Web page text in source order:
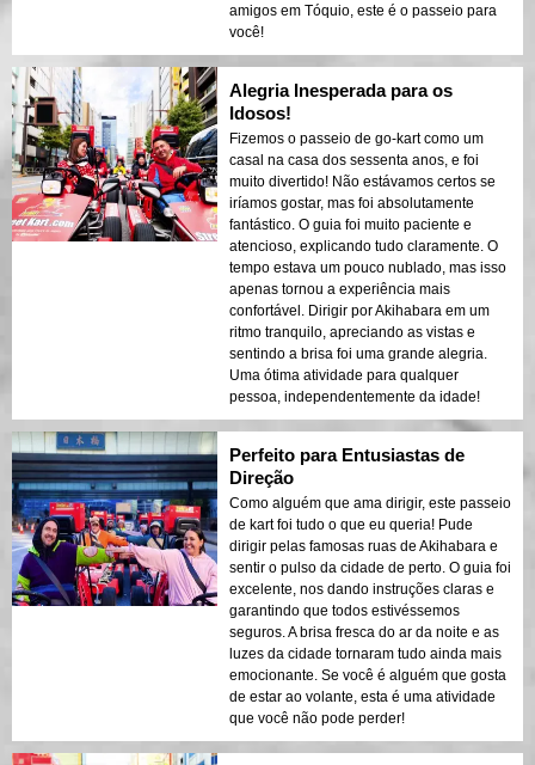
amigos em Tóquio, este é o passeio para
você!
Alegria Inesperada para os
Idosos!
Fizemos o passeio de go-kart como um
casal na casa dos sessenta anos, e foi
muito divertido! Não estávamos certos se
iríamos gostar, mas foi absolutamente
fantástico. O guia foi muito paciente e
atencioso, explicando tudo claramente. O
tempo estava um pouco nublado, mas isso
apenas tornou a experiência mais
confortável. Dirigir por Akihabara em um
ritmo tranquilo, apreciando as vistas e
sentindo a brisa foi uma grande alegria.
Uma ótima atividade para qualquer
pessoa, independentemente da idade!
Perfeito para Entusiastas de
Direção
Como alguém que ama dirigir, este passeio
de kart foi tudo o que eu queria! Pude
dirigir pelas famosas ruas de Akihabara e
sentir o pulso da cidade de perto. O guia foi
excelente, nos dando instruções claras e
garantindo que todos estivéssemos
seguros. A brisa fresca do ar da noite e as
luzes da cidade tornaram tudo ainda mais
emocionante. Se você é alguém que gosta
de estar ao volante, esta é uma atividade
que você não pode perder!